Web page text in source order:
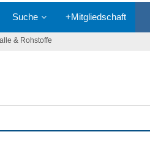
Suche +Mitgliedschaft
& Rohstoffe